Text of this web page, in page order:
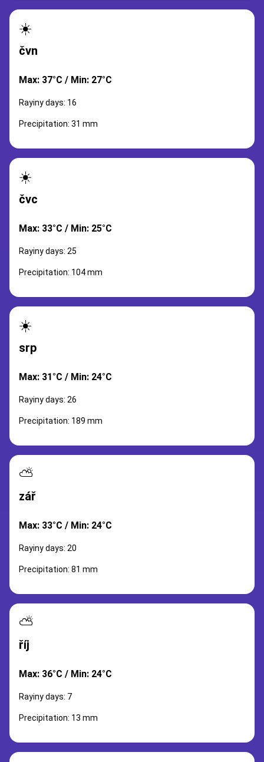
☀️
čvn
Max: 37°C / Min: 27°C
Rayiny days: 16
Precipitation: 31 mm
☀️
čvc
Max: 33°C / Min: 25°C
Rayiny days: 25
Precipitation: 104 mm
☀️
srp
Max: 31°C / Min: 24°C
Rayiny days: 26
Precipitation: 189 mm
⛅
zář
Max: 33°C / Min: 24°C
Rayiny days: 20
Precipitation: 81 mm
⛅
říj
Max: 36°C / Min: 24°C
Rayiny days: 7
Precipitation: 13 mm